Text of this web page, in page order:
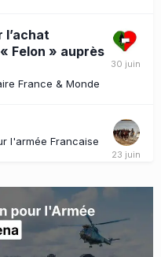
l’achat
Felon » auprès
France & Monde
l'armée Francaise